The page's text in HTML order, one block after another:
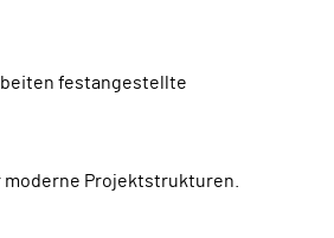
moderne Projektstrukturen.